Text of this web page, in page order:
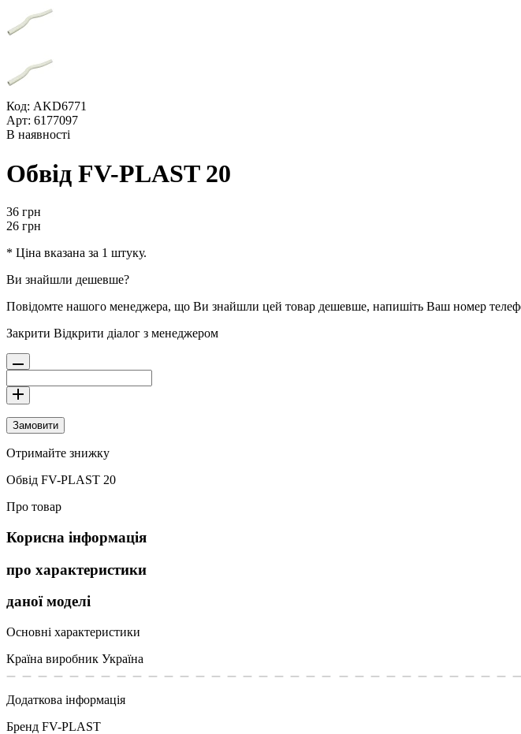
Код: AKD6771
Арт: 6177097
В наявності
Обвід FV-PLAST 20
36 грн
26 грн
* Ціна вказана за 1 штуку.
Ви знайшли дешевше?
Повідомте нашого менеджера, що Ви знайшли цей товар дешевше, напишіть Ваш номер
Закрити Відкрити діалог з менеджером
Замовити
Отримайте знижку
Обвід FV-PLAST 20
Про товар
Корисна інформація
про характеристики
даної моделі
Основні характеристики
Країна виробник Україна
Додаткова інформація
Бренд FV-PLAST